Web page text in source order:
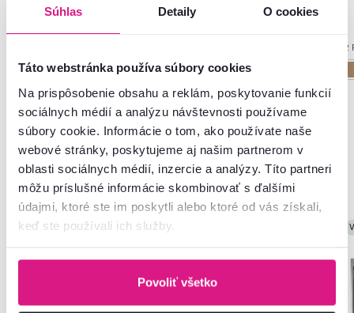
Súhlas Detaily O cookies
Táto webstránka používa súbory cookies
Na prispôsobenie obsahu a reklám, poskytovanie funkcií
sociálnych médií a analýzu návštevnosti používame
súbory cookie. Informácie o tom, ako používate naše
webové stránky, poskytujeme aj našim partnerom v
oblasti sociálnych médií, inzercie a analýzy. Títo partneri
môžu príslušné informácie skombinovať s ďalšími
údajmi, ktoré ste im poskytli alebo ktoré od vás získali,
keď ste používali ich služby.
Povoliť všetko
Často kupované spolu